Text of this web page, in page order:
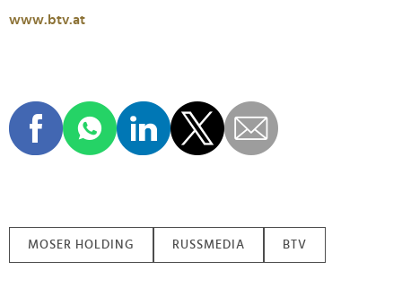
www.btv.at
MOSER HOLDING RUSSMEDIA BTV